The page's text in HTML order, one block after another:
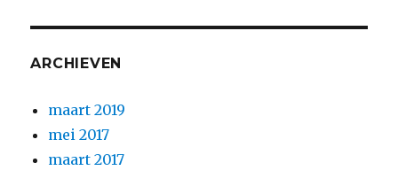
ARCHIEVEN
maart 2019
mei 2017
maart 2017